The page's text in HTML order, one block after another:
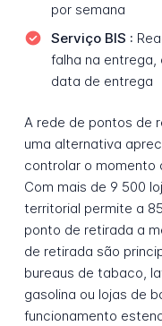
por semana
Serviço BIS :
falha na entrega,
data de entrega
A rede de pontos de
uma alternativa
controlar o momento
Com mais de 9 500
territorial permite a
ponto de retirada a
de retirada são
bureaus de tabaco,
gasolina ou lojas de
funcionamento